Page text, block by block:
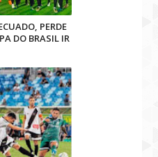
PERDE
DO BRASIL IR